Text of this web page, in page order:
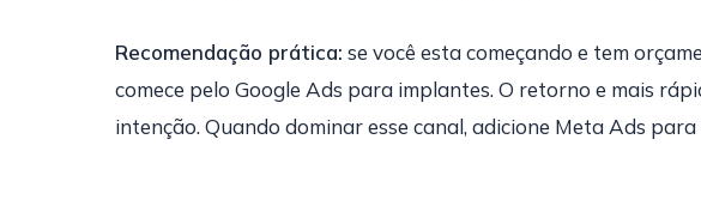
Recomendação prática: se você esta começando e tem
comece pelo Google Ads para implantes. O retorno e mais
intenção. Quando dominar esse canal, adicione Meta Ads para